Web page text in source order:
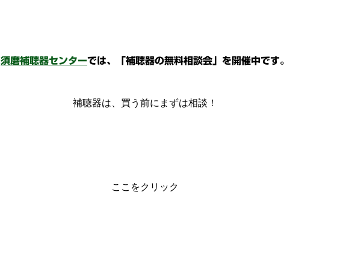
須磨補聴器センターでは、「補聴器の無料相談会」を開催中です。
補聴器は、買う前にまずは相談！
ここをクリック